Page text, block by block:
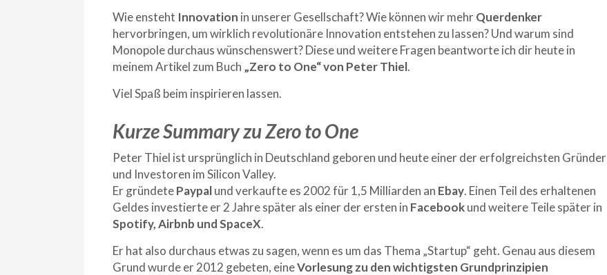
Wie ensteht Innovation in unserer Gesellschaft? Wie können wir mehrQuerdenker
hervorbringen, um wirklich revolutionäre Innovation entstehen zu lassen? Und warum sind
Monopole durchaus wünschenswert? Diese und weitere Fragen beantworte ich dir heute in
meinem Artikel zum Buch „Zero to One“ von Peter Thiel.
Viel Spaß beim inspirieren lassen.
Kurze Summary zu Zero to One
Peter Thiel ist ursprünglich in Deutschland geboren und heute einer der erfolgreichsten Gründer
und Investoren im Silicon Valley.
Er gründetePaypalund verkaufte es 2002 für 1,5 Milliarden an Ebay. Einen Teil des erhaltenen
Geldes investierte er 2 Jahre später als einer der ersten in Facebookund weitere Teile später in
Spotify, Airbnb und SpaceX.
Er hat also durchaus etwas zu sagen, wenn es um das Thema „Startup“ geht. Genau aus diesem
Grund wurde er 2012 gebeten, eineVorlesung zu den wichtigsten Grundprinzipien